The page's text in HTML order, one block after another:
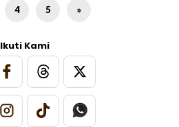
4 5 »
Ikuti Kami